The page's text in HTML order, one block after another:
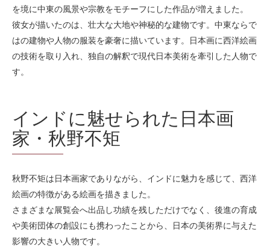
を境に中東の風景や宗教をモチーフにした作品が増えました。
彼女が描いたのは、壮大な大地や神秘的な建物です。中東ならで
はの建物や人物の服装を豪奢に描いています。日本画に西洋絵画
の技術を取り入れ、独自の解釈で現代日本美術を牽引した人物で
す。
インドに魅せられた日本画
家・秋野不矩
秋野不矩は日本画家でありながら、インドに魅力を感じて、西洋
絵画の特徴がある絵画を描きました。
さまざまな展覧会へ出品し功績を残しただけでなく、後進の育成
や美術団体の創設にも携わったことから、日本の美術界に与えた
影響の大きい人物です。